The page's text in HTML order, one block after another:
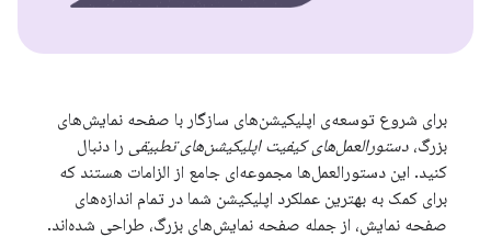
برای شروع توسعه‌ی اپلیکیشن‌های سازگار با صفحه نمایش‌های
بزرگ، دستورالعمل‌های کیفیت اپلیکیشن‌های تطبیقی ​​را دنبال
کنید. این دستورالعمل‌ها مجموعه‌ای جامع از الزامات هستند که
برای کمک به بهترین عملکرد اپلیکیشن شما در تمام اندازه‌های
صفحه نمایش، از جمله صفحه نمایش‌های بزرگ، طراحی شده‌اند.